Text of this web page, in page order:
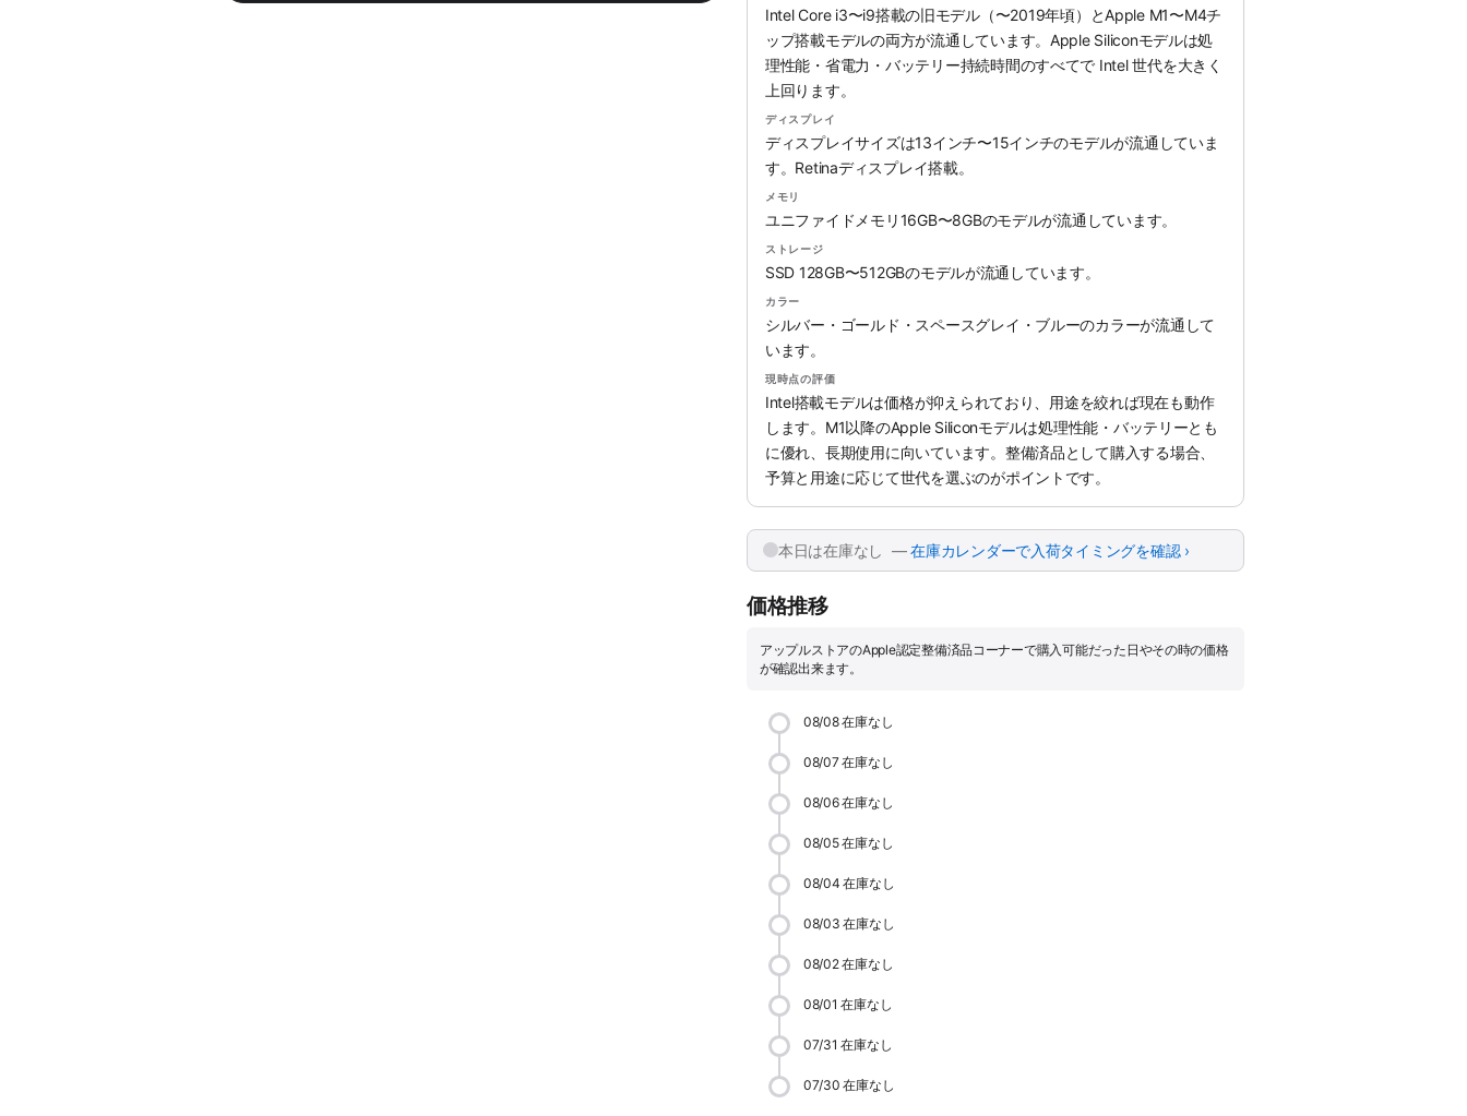
Intel Core i3〜i9搭載の旧モデル（〜2019年頃）とApple M1〜M4チ
ップ搭載モデルの両方が流通しています。Apple Siliconモデルは処
理性能・省電力・バッテリー持続時間のすべてで Intel 世代を大きく
上回ります。
ディスプレイ
ディスプレイサイズは13インチ〜15インチのモデルが流通していま
す。Retinaディスプレイ搭載。
メモリ
ユニファイドメモリ16GB〜8GBのモデルが流通しています。
ストレージ
SSD 128GB〜512GBのモデルが流通しています。
カラー
シルバー・ゴールド・スペースグレイ・ブルーのカラーが流通して
います。
現時点の評価
Intel搭載モデルは価格が抑えられており、用途を絞れば現在も動作
します。M1以降のApple Siliconモデルは処理性能・バッテリーとも
に優れ、長期使用に向いています。整備済品として購入する場合、
予算と用途に応じて世代を選ぶのがポイントです。
本日は在庫なし —在庫カレンダーで入荷タイミングを確認 ›
価格推移
アップルストアのApple認定整備済品コーナーで購入可能だった日やその時の価格
が確認出来ます。
08/08在庫なし
08/07在庫なし
08/06在庫なし
08/05在庫なし
08/04 在庫なし
08/03 在庫なし
08/02在庫なし
08/01 在庫なし
07/31 在庫なし
07/30 在庫なし